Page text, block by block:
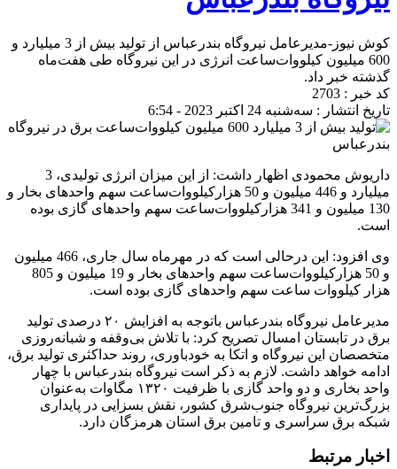
کوش نیوز-مدیرعامل نیروگاه بندرعباس از تولید بیش از 3 میلیارد و
600 میلیون کیلووات‌ساعت انرژی در این نیروگاه طی هفت‌ماه
گذشته خبر داد.
کد خبر : 2703
تاریخ انتشار : سه‌شنبه 24 اکتبر 2023 - 6:54
داریوش محمودی اظهار داشت: از این میزان انرژی تولیدی، 3
میلیارد و 446 میلیون‌ و 50 هزارکیلووات‌ساعت سهم واحدهای بخار و
130 میلیون و 341 هزارکیلووات‌ساعت سهم واحدهای گازی بوده
است.
وی افزود: این درحالی است که در مهرماه سال جاری، 466 میلیون
و 50 هزارکیلووات‌ساعت سهم واحدهای بخار و 19 میلیون و 805
هزار کیلووات ساعت سهم واحدهای گازی بوده است.
مدیرعامل نیروگاه بندرعباس باتوجه به افزایش ۲۰ درصدی تولید
برق در تابستان امسال تصریح کرد: با تلاش بی‌وقفه و شبانه‌روزی
متخصصان این نیروگاه و اتکا به خودباوری، روند حداکثری تولید برق،
ادامه خواهد داشت. لازم به ذکر است نیروگاه بندرعباس با چهار
واحد بخاری و دو واحد گازی با ظرفیت ۱۳۲۰ مگاوات به‌عنوان
بزرگ‌ترین نیروگاه جنوب‌شرق کشور، نقش بسزایی در پایداری
شبکه برق سراسری و تامین برق استان هرمزگان دارد.
اخبار مرتبط